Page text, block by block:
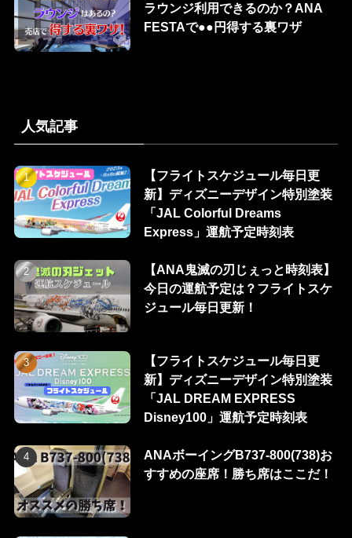
ラウンジ利用できるのか？ANA
FESTAで●●円得する裏ワザ
人気記事
【フライトスケジュール毎日更
新】ディズニーデザイン特別塗装
「JAL Colorful Dreams
Express」運航予定時刻表
【ANA鬼滅の刃じぇっと時刻表】
今日の運航予定は？フライトスケ
ジュール毎日更新！
【フライトスケジュール毎日更
新】ディズニーデザイン特別塗装
「JAL DREAM EXPRESS
Disney100」運航予定時刻表
ANAボーイングB737-800(738)お
すすめの座席！勝ち席はここだ！